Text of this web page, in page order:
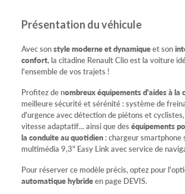
Présentation du véhicule
Avec sonstyle moderne et dynamiqueet son
confort, la citadine Renault Clio est la voiture
l'ensemble de vos trajets !
Profitez de nombreux équipements d'aides à la
meilleure sécurité et sérénité : système de
d'urgence avec détection de piétons et
vitesse adaptatif... ainsi que des équipements
la conduite au quotidien : chargeur smartphone
multimédia 9,3" Easy Link avec service de
Pour réserver ce modèle précis, optez pour
automatique hybrideen page DEVIS.